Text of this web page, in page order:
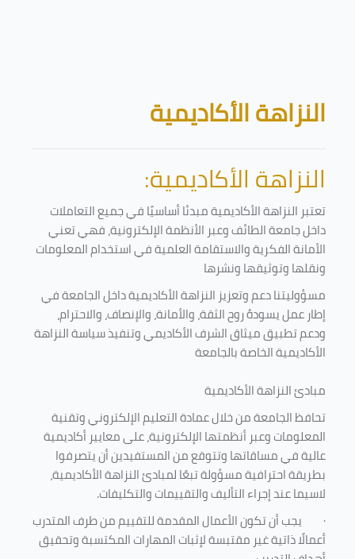
الكتل
النزاهة الأكاديمية
النزاهة الأكاديمية:
تعتبر النزاهة الأكاديمية مبدئا أساسيًا في جميع التعاملات
داخل جامعة الطائف وعبر الأنظمة الإلكترونية، فهي تعني
الأمانة الفكرية والاستقامة العلمية في استخدام المعلومات
ونقلها وتوثيقها ونشرها
مسؤوليتنا دعم وتعزيز النزاهة الأكاديمية داخل الجامعة في
إطار عمل يسودهُ روح الثقة، والأمانة، والإنصاف، والاحترام،
ودعم تطبيق ميثاق الشرف الأكاديمي وتنفيذ سياسة النزاهة
الأكاديمية الخاصة بالجامعة
مبادئ النزاهة الأكاديمية
تحافظ الجامعة من خلال عمادة التعليم الإلكتروني وتقنية
المعلومات وعبر أنظمتها الإلكترونية، على معايير أكاديمية
عالية في مساقاتها وتتوقع من المستفيدين أن يتصرفوا
بطريقة احترافية مسؤولة تبعًا لمبادئ النزاهة الأكاديمية،
لاسيما عند إجراء التأليف والتقييمات والتكليفات.
· يجب أن تكون الأعمال المقدمة للتقييم من طرف المتدرب
أعمالًا ذاتية غير مقتبسة لإثبات المهارات المكتسبة وتحقيق